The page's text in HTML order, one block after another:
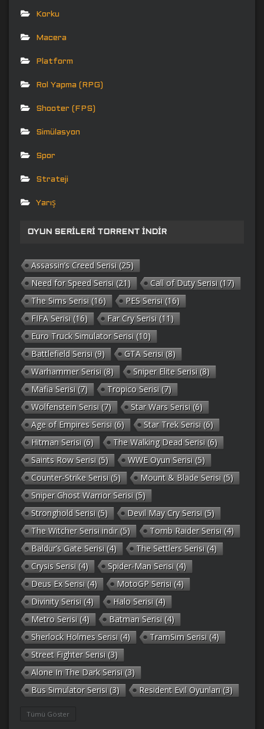
Korku
Macera
Platform
Rol Yapma (RPG)
Shooter (FPS)
Simülasyon
Spor
Strateji
Yarış
OYUN SERILERI TORRENT İNDIR
Assassin’s Creed Serisi (25)
Need for Speed Serisi (21) Call of Duty Serisi (17)
The Sims Serisi (16) PES Serisi (16)
FIFA Serisi (16) Far Cry Serisi (11)
Euro Truck Simulator Serisi (10)
Battlefield Serisi (9) GTA Serisi (8)
Warhammer Serisi (8) Sniper Elite Serisi (8)
Mafia Serisi (7) Tropico Serisi (7)
Wolfenstein Serisi (7) Star Wars Serisi (6)
Age of Empires Serisi (6) Star Trek Serisi (6)
Hitman Serisi (6) The Walking Dead Serisi (6)
Saints Row Serisi (5) WWE Oyun Serisi (5)
Counter-Strike Serisi (5) Mount & Blade Serisi (5)
Sniper Ghost Warrior Serisi (5)
Stronghold Serisi (5) Devil May Cry Serisi (5)
The Witcher Serisi indir(5) Tomb Raider Serisi (4)
Baldur’s Gate Serisi (4) The Settlers Serisi (4)
Crysis Serisi (4) Spider-Man Serisi (4)
Deus Ex Serisi (4) MotoGP Serisi (4)
Divinity Serisi (4) Halo Serisi (4)
Metro Serisi (4) Batman Serisi (4)
Sherlock Holmes Serisi (4) TramSim Serisi (4)
Street Fighter Serisi (3)
Alone In The Dark Serisi (3)
Bus Simulator Serisi (3) Resident Evil Oyunları (3)
Tümü Göster